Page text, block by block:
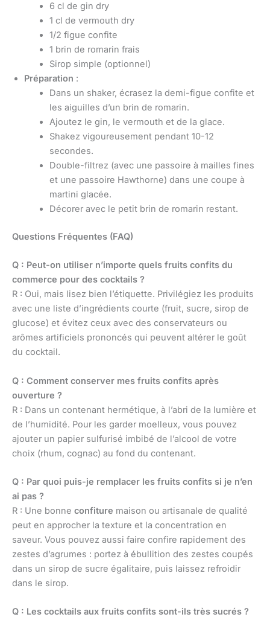
6 cl de gin dry
1 cl de vermouth dry
1/2 figue confite
1 brin de romarin frais
Sirop simple (optionnel)
Préparation :
Dans un shaker, écrasez la demi-figue confite et
les aiguilles d’un brin de romarin.
Ajoutez le gin, le vermouth et de la glace.
Shakez vigoureusement pendant 10-12
secondes.
Double-filtrez (avec une passoire à mailles fines
et une passoire Hawthorne) dans une coupe à
martini glacée.
Décorer avec le petit brin de romarin restant.
Questions Fréquentes (FAQ)
Q : Peut-on utiliser n’importe quels fruits confits du
commerce pour des cocktails ?
R : Oui, mais lisez bien l’étiquette. Privilégiez les produits
avec une liste d’ingrédients courte (fruit, sucre, sirop de
glucose) et évitez ceux avec des conservateurs ou
arômes artificiels prononcés qui peuvent altérer le goût
du cocktail.
Q : Comment conserver mes fruits confits après
ouverture ?
R : Dans un contenant hermétique, à l’abri de la lumière et
de l’humidité. Pour les garder moelleux, vous pouvez
ajouter un papier sulfurisé imbibé de l’alcool de votre
choix (rhum, cognac) au fond du contenant.
Q : Par quoi puis-je remplacer les fruits confits si je n’en
ai pas ?
R : Une bonne confiture maison ou artisanale de qualité
peut en approcher la texture et la concentration en
saveur. Vous pouvez aussi faire confire rapidement des
zestes d’agrumes : portez à ébullition des zestes coupés
dans un sirop de sucre égalitaire, puis laissez refroidir
dans le sirop.
Q : Les cocktails aux fruits confits sont-ils très sucrés ?